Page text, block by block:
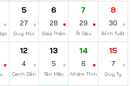
5
27
Quý Mùi
6
28
Giáp Thân
7
29
Ất Dậu
8
30
Bính Tuất
12
4
Canh Dần
13
5
Tân Mão
14
6
Nhâm Thìn
15
7
Quý Tỵ